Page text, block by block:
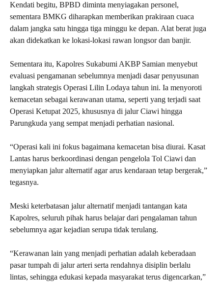
Kendati begitu, BPBD diminta menyiagakan personel,
sementara BMKG diharapkan memberikan prakiraan cuaca
dalam jangka satu hingga tiga minggu ke depan. Alat berat juga
akan didekatkan ke lokasi-lokasi rawan longsor dan banjir.
Sementara itu, Kapolres Sukabumi AKBP Samian menyebut
evaluasi pengamanan sebelumnya menjadi dasar penyusunan
langkah strategis Operasi Lilin Lodaya tahun ini. Ia menyoroti
kemacetan sebagai kerawanan utama, seperti yang terjadi saat
Operasi Ketupat 2025, khususnya di jalur Ciawi hingga
Parungkuda yang sempat menjadi perhatian nasional.
“Operasi kali ini fokus bagaimana kemacetan bisa diurai. Kasat
Lantas harus berkoordinasi dengan pengelola Tol Ciawi dan
menyiapkan jalur alternatif agar arus kendaraan tetap bergerak,”
tegasnya.
Meski keterbatasan jalur alternatif menjadi tantangan kata
Kapolres, seluruh pihak harus belajar dari pengalaman tahun
sebelumnya agar kejadian serupa tidak terulang.
“Kerawanan lain yang menjadi perhatian adalah keberadaan
pasar tumpah di jalur arteri serta rendahnya disiplin berlalu
lintas, sehingga edukasi kepada masyarakat terus digencarkan,”